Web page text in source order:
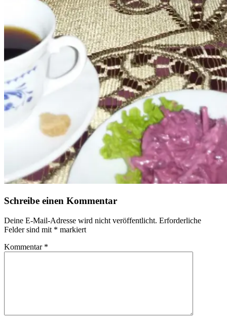
Schreibe einen Kommentar
Deine E-Mail-Adresse wird nicht veröffentlicht. Erforderliche
Felder sind mit * markiert
Kommentar *